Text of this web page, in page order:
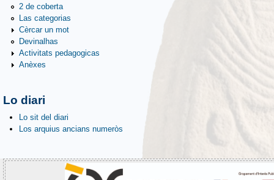
2 de coberta
Las categorias
Cèrcar un mot
Devinalhas
Activitats pedagogicas
Anèxes
Lo diari
Lo sit del diari
Los arquius ancians numeròs